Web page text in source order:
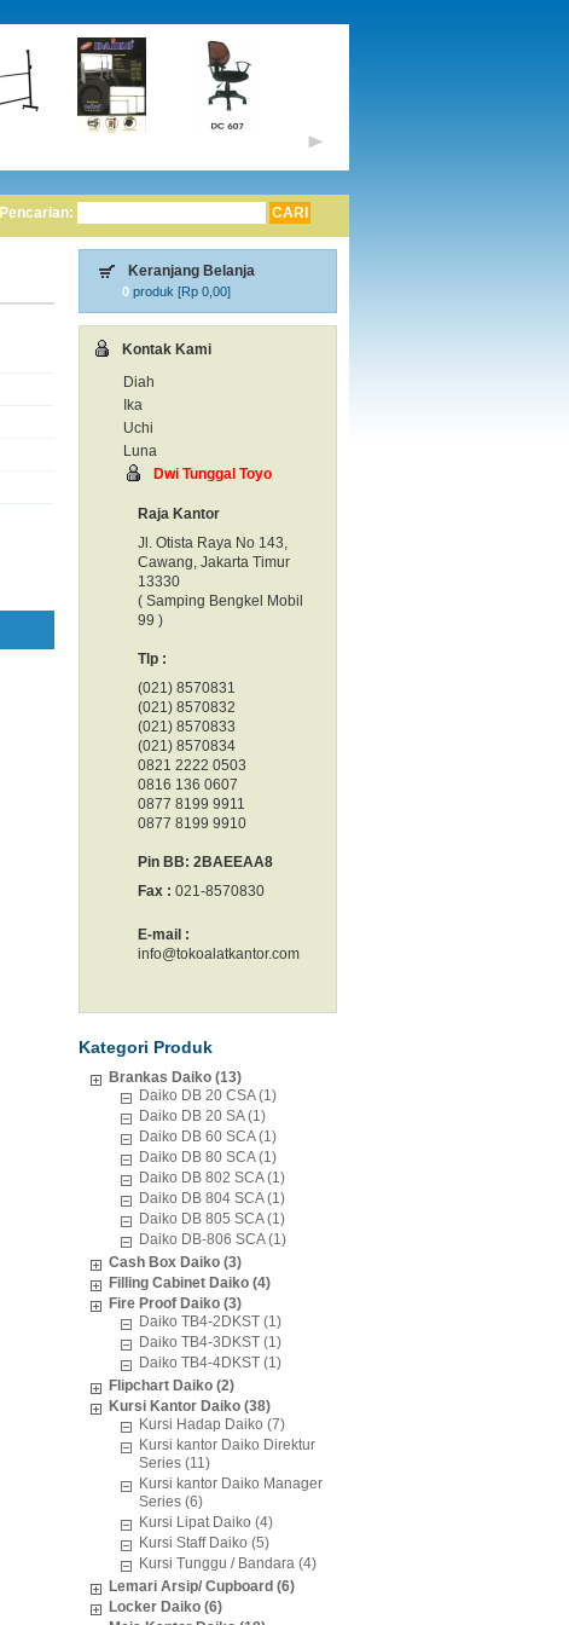
Pencarian:
Keranjang Belanja
0 produk [Rp 0,00]
Kontak Kami
Diah
Ika
Uchi
Luna
Dwi Tunggal Toyo
Raja Kantor
Jl. Otista Raya No 143,
Cawang, Jakarta Timur
13330
( Samping Bengkel Mobil
99 )
Tlp :
(021) 8570831
(021) 8570832
(021) 8570833
(021) 8570834
0821 2222 0503
0816 136 0607
0877 8199 9911
0877 8199 9910
Pin BB: 2BAEEAA8
Fax : 021-8570830
E-mail :
info@tokoalatkantor.com
Kategori Produk
Brankas Daiko (13)
Daiko DB 20 CSA (1)
Daiko DB 20 SA (1)
Daiko DB 60 SCA (1)
Daiko DB 80 SCA (1)
Daiko DB 802 SCA (1)
Daiko DB 804 SCA (1)
Daiko DB 805 SCA (1)
Daiko DB-806 SCA (1)
Cash Box Daiko (3)
Filling Cabinet Daiko (4)
Fire Proof Daiko (3)
Daiko TB4-2DKST (1)
Daiko TB4-3DKST (1)
Daiko TB4-4DKST (1)
Flipchart Daiko (2)
Kursi Kantor Daiko (38)
Kursi Hadap Daiko (7)
Kursi kantor Daiko Direktur
Series (11)
Kursi kantor Daiko Manager
Series (6)
Kursi Lipat Daiko (4)
Kursi Staff Daiko (5)
Kursi Tunggu / Bandara (4)
Lemari Arsip/ Cupboard (6)
Locker Daiko (6)